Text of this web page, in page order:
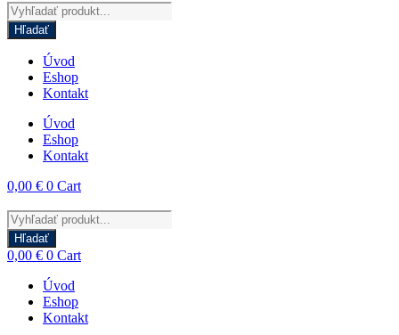
Products
search
Hľadať
Úvod
Eshop
Kontakt
Úvod
Eshop
Kontakt
0,00 € 0 Cart
Products
search
Hľadať
0,00 € 0 Cart
Úvod
Eshop
Kontakt